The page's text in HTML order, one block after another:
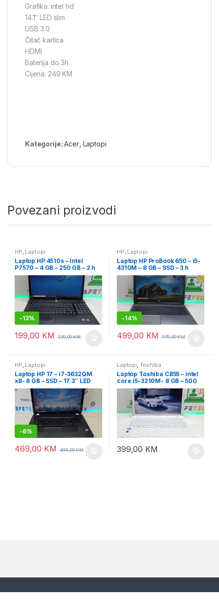
Grafika: intel hd
14.1″ LED slim
USB 3.0
Čitač kartica
HDMI
Baterija do 3h
Cijena: 249 KM
Kategorije:Acer, Laptopi
Povezani proizvodi
HP, Laptopi
Laptop HP 4510s – Intel
P7570 – 4 GB – 250 GB – 2 h
baterija – 15.6″ Led
-13%
199,00 KM 230,00KM
HP, Laptopi
Laptop HP ProBook 650 – i5-
4310M – 8 GB – SSD – 3 h
baterija – 15.6 Led FullHD
-14%
499,00 KM 579,00KM
HP, Laptopi
Laptop HP 17 – i7-3632QM
x8- 8 GB – SSD – 17.3″ LED
-6%
469,00 KM 499,00KM
Laptopi, Toshiba
Laptop Toshiba C855 – intel
core i5-3210M- 8 GB – 500
GB – 15.6″ led
399,00 KM